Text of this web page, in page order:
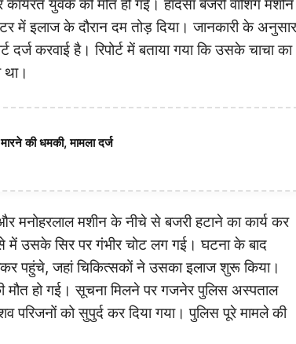
युवक की मौत हो गई। हादसा बजरी वॉशिंग मशीन
इलाज के दौरान दम तोड़ दिया। जानकारी के अनुसार
दर्ज करवाई है। रिपोर्ट में बताया गया कि उसके चाचा का
था।
की धमकी, मामला दर्ज
मनोहरलाल मशीन के नीचे से बजरी हटाने का कार्य कर
उसके सिर पर गंभीर चोट लग गई। घटना के बाद
पहुंचे, जहां चिकित्सकों ने उसका इलाज शुरू किया।
हो गई। सूचना मिलने पर गजनेर पुलिस अस्पताल
परिजनों को सुपुर्द कर दिया गया। पुलिस पूरे मामले की